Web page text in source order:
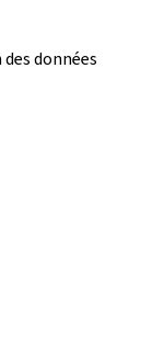
données